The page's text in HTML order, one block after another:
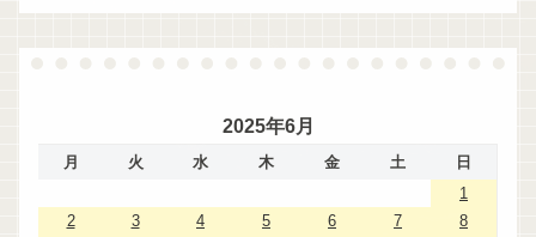
2025年6月
月 火 水 木 金 土
日
1
2
3 4 5 6 7
8